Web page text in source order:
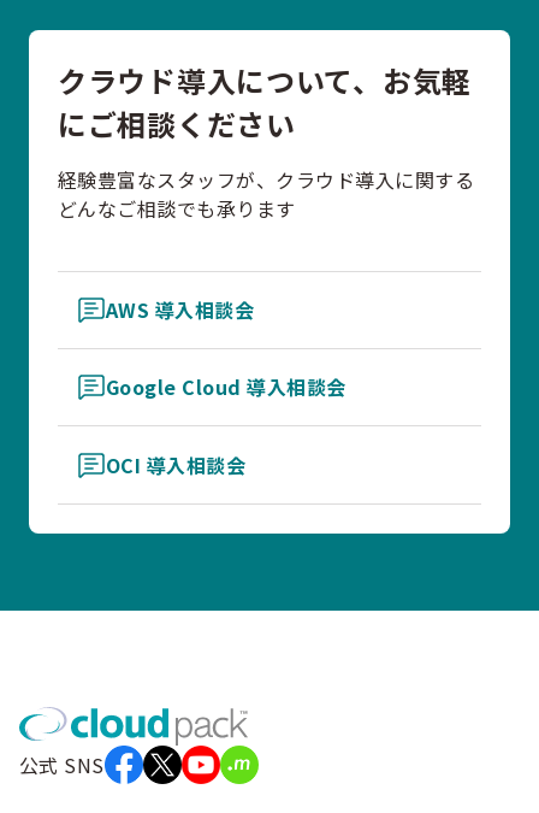
クラウド導入について、お気軽
にご相談ください
経験豊富なスタッフが、クラウド導入に関する
どんなご相談でも承ります
AWS 導入相談会
Google Cloud 導入相談会
OCI 導入相談会
公式 SNS